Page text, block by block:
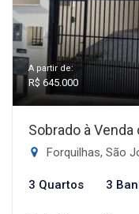
A partir de:
R$ 645.000
Sobrado à
Forquilhas, São
3 Quartos 3